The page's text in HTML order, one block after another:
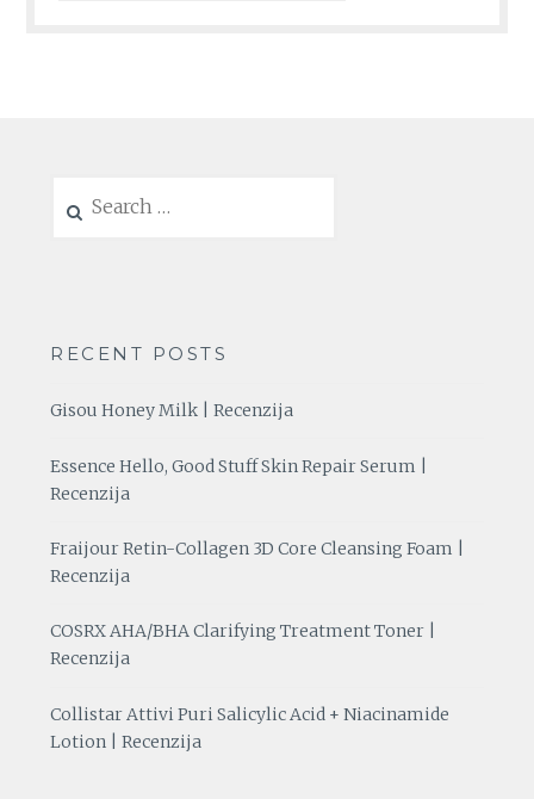
for:
RECENT POSTS
Gisou Honey Milk | Recenzija
Essence Hello, Good Stuff Skin Repair Serum |
Recenzija
Fraijour Retin-Collagen 3D Core Cleansing Foam |
Recenzija
COSRX AHA/BHA Clarifying Treatment Toner |
Recenzija
Collistar Attivi Puri Salicylic Acid + Niacinamide
Lotion | Recenzija